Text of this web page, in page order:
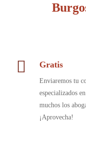
Gratis
Enviaremos tu
especializados
muchos los
¡Aprovecha!